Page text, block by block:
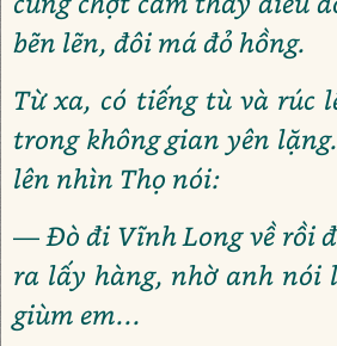
bẽn lẽn, đôi má đỏ hồng.
Từ xa, có tiếng tù và rúc
trong không gian yên
lên nhìn Thọ nói:
— Đò đi Vĩnh Long về rồi
ra lấy hàng, nhờ anh nói
giùm em...